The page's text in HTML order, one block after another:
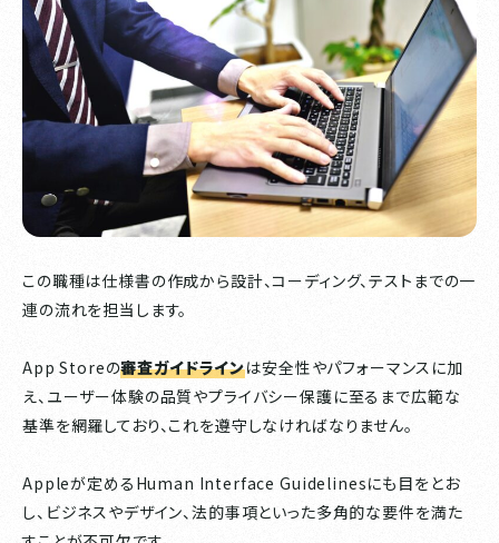
この職種は仕様書の作成から設計、コーディング、テストまでの一
連の流れを担当します。
App Storeの審査ガイドラインは安全性やパフォーマンスに加
え、ユーザー体験の品質やプライバシー保護に至るまで広範な
基準を網羅しており、これを遵守しなければなりません。
Appleが定めるHuman Interface Guidelinesにも目をとお
し、ビジネスやデザイン、法的事項といった多角的な要件を満た